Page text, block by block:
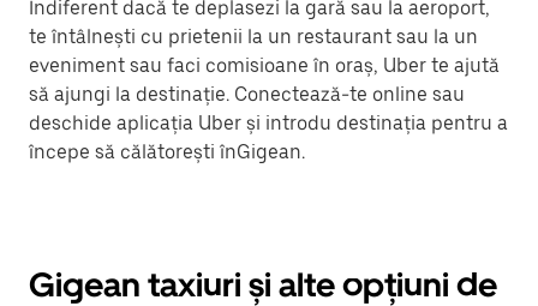
Indiferent dacă te deplasezi la gară sau la aeroport,
te întâlnești cu prietenii la un restaurant sau la un
eveniment sau faci comisioane în oraș, Uber te ajută
să ajungi la destinație. Conectează-te online sau
deschide aplicația Uber și introdu destinația pentru a
începe să călătorești înGigean.
Gigean taxiuri și alte opțiuni de